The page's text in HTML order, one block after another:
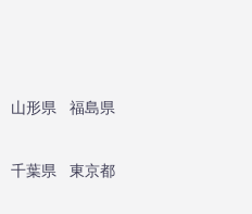
山形県
福島県
千葉県
東京都